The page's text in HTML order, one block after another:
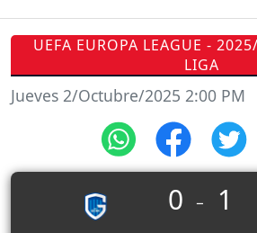
UEFA EUROPA LEAGUE -
LIGA
Jueves 2/Octubre/2025 2:00 PM
0 _ 1